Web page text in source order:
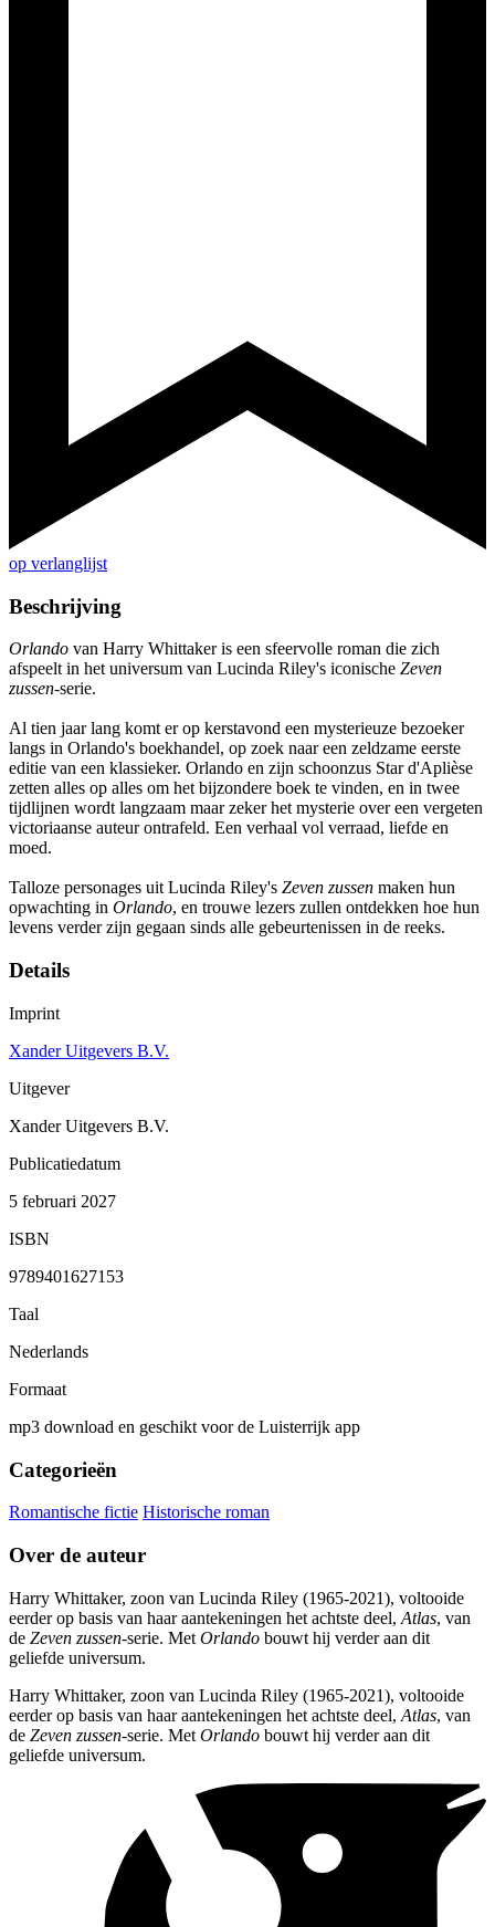
op verlanglijst
Beschrijving
Orlando van Harry Whittaker is een sfeervolle roman die zich
afspeelt in het universum van Lucinda Riley's iconische Zeven
zussen-serie.
Al tien jaar lang komt er op kerstavond een mysterieuze bezoeker
langs in Orlando's boekhandel, op zoek naar een zeldzame eerste
editie van een klassieker. Orlando en zijn schoonzus Star d'Aplièse
zetten alles op alles om het bijzondere boek te vinden, en in twee
tijdlijnen wordt langzaam maar zeker het mysterie over een vergeten
victoriaanse auteur ontrafeld. Een verhaal vol verraad, liefde en
moed.
Talloze personages uit Lucinda Riley's Zeven zussen maken hun
opwachting in Orlando, en trouwe lezers zullen ontdekken hoe hun
levens verder zijn gegaan sinds alle gebeurtenissen in de reeks.
Details
Imprint
Xander Uitgevers B.V.
Uitgever
Xander Uitgevers B.V.
Publicatiedatum
5 februari 2027
ISBN
9789401627153
Taal
Nederlands
Formaat
mp3 download en geschikt voor de Luisterrijk app
Categorieën
Romantische fictie Historische roman
Over de auteur
Harry Whittaker, zoon van Lucinda Riley (1965-2021), voltooide
eerder op basis van haar aantekeningen het achtste deel, Atlas, van
de Zeven zussen-serie. Met Orlando bouwt hij verder aan dit
geliefde universum.
Harry Whittaker, zoon van Lucinda Riley (1965-2021), voltooide
eerder op basis van haar aantekeningen het achtste deel, Atlas, van
de Zeven zussen-serie. Met Orlando bouwt hij verder aan dit
geliefde universum.